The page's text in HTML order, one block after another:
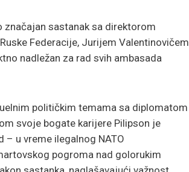
značajan sastanak sa direktorom
Federacije, Jurijem Valentinovičem
nadležan za rad svih ambasada
političkim temama sa diplomatom
svoje bogate karijere Pilipson je
– u vreme ilegalnog NATO
pogroma nad golorukim